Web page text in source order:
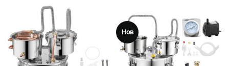
месинг и алуминий
Нов